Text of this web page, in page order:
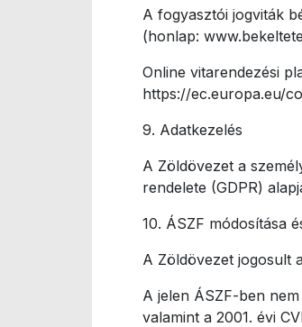
A fogyasztói jogviták
(honlap:
Online vitarendezési
https://ec.europa.eu/
9. Adatkezelés
A Zöldövezet a
rendelete (GDPR)
10. ÁSZF módosítása
A Zöldövezet jogosult
A jelen ÁSZF-ben
valamint a 2001. évi